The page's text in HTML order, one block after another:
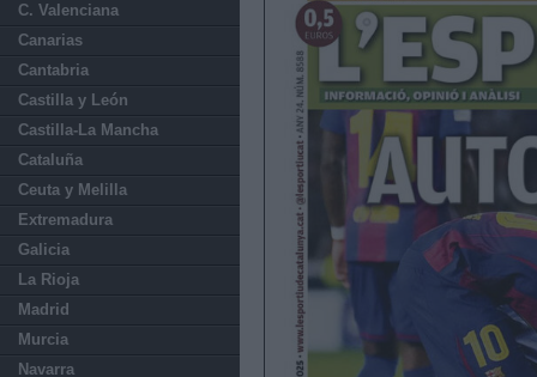
C. Valenciana
Canarias
Cantabria
Castilla y León
Castilla-La Mancha
Cataluña
Ceuta y Melilla
Extremadura
Galicia
La Rioja
Madrid
Murcia
Navarra